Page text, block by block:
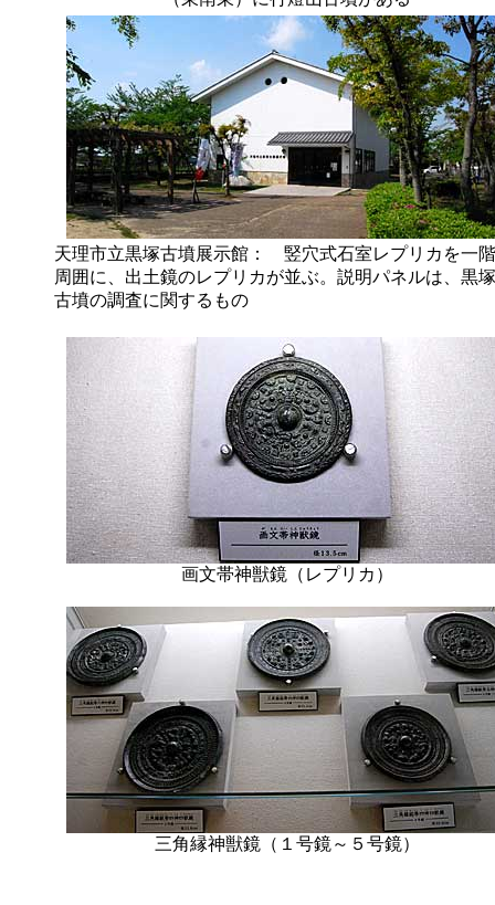
天理市立黒塚古墳展示館： 竪穴式石室レプリカを一
周囲に、出土鏡のレプリカが並ぶ。説明パネルは、黒
古墳の調査に関するもの
画文帯神獣鏡（レプリカ）
三角縁神獣鏡（１号鏡～５号鏡）